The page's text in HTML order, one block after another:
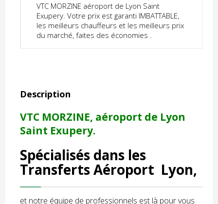
VTC MORZINE aéroport de Lyon Saint
Exupery. Votre prix est garanti IMBATTABLE,
les meilleurs chauffeurs et les meilleurs prix
du marché, faites des économies .
Description
VTC MORZINE, aéroport de Lyon
Saint Exupery.
Spécialisés dans les
Transferts Aéroport Lyon,
et notre équipe de professionnels est là pour vous